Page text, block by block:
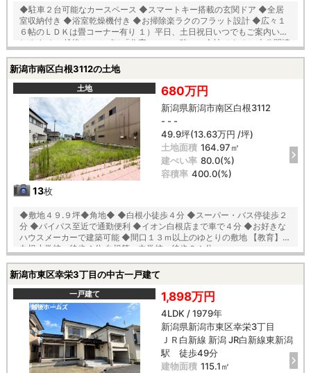
◆駐車２台可能なカースペース ◆スマートキー搭載の玄関ドア ◆全居
室収納付き ◆浴室乾燥機付き ◆お掃除楽ラクのフラット設計 ◆広々１
６帖のＬＤＫは畳コーナー有り １）平日、土日祝日いつでもご案内いた
します ２）越後ホームズは「住宅ローンに強い」会社です ３）未公開情
ャンペーン実施中 ■自動洗浄機能付きの外壁サイディング ■地震に強い
「耐震等級３」の家！ ■厳しい第三者機関検査による「住宅性能評価」
W取得！ ■「ベタ基礎」「地盤改良工事」実施！ ■安心の建物１０年保
証（最大３５年まで延長可） ■年中無休のアフターサービスコールセン
ター設置 ■浴室乾燥機で天候に左右されずお洗濯が可能 【教育】 中野山
小学校 徒歩１０分 石山中学校 徒歩１２分
新潟市南区白根3112の土地
土地
13枚
680万円
新潟県新潟市南区白根3112
- - -
49.9坪(13.63万円 /坪)
土地面積 164.97㎡
建ぺい率 80.0(%)
容積率 400.0(%)
◆敷地４９.９坪◆角地◆ ◆白根小徒歩４分 ◆スーパー・バス停徒歩２
分 ◆バイパス至近で通勤便利 ◆イオン白根店まで車で４分 ◆お好きな
ハウスメーカーで建築可能 ◆間口１３ｍ以上のゆとりの敷地 【教育】
白根小学校 徒歩４分 白根第一中学校 徒歩２１分
新潟市東区幸栄3丁目の中古一戸建て
一戸建て 1,898万円
4LDK / 1979年
新潟県新潟市東区幸栄3丁目
ＪＲ白新線 新潟 JR白新線東新潟
駅 徒歩49分
建物面積 115.1㎡